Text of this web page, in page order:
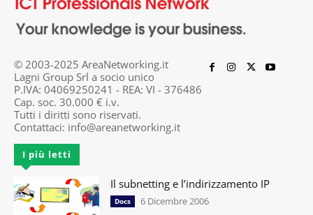
© 2003-2025 AreaNetworking.it
Lagni Group Srl a socio unico
P.IVA: 04069250241 - REA: VI - 376486
Cap. soc. 30.000 € i.v.
Tutti i diritti sono riservati.
Contattaci: info@areanetworking.it
I più letti
Il subnetting e l’indirizzamento IP
Docs 6 Dicembre 2006